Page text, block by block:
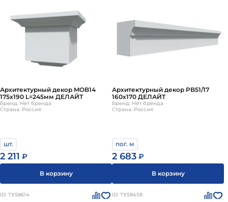
Архитектурный декор MOB14
175х190 L=245мм ДЕЛАЙТ
Бренд: Нет бренда
Страна: Россия
шт.
2 211 ₽
В корзину
Архитектурный декор PB51/17
160х170 ДЕЛАЙТ
Бренд: Нет бренда
Страна: Россия
пог. м
2 683 ₽
В корзину
ID: ТХ58614 ID: ТХ58458